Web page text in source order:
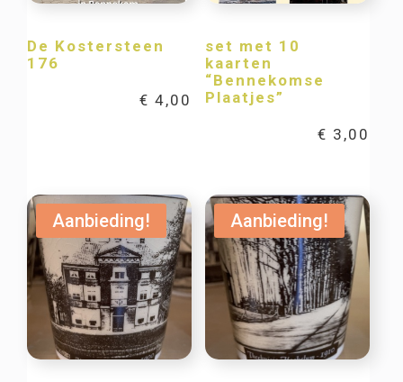
De Kostersteen
176
€ 4,00
set met 10
kaarten
“Bennekomse
Plaatjes”
€ 3,00
Aanbieding! Aanbieding!